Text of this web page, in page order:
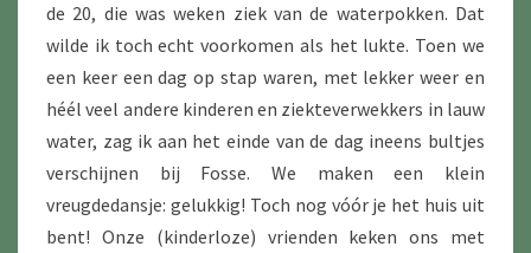
de 20, die was weken ziek van de waterpokken. Dat
wilde ik toch echt voorkomen als het lukte. Toen we
een keer een dag op stap waren, met lekker weer en
héél veel andere kinderen en ziekteverwekkers in lauw
water, zag ik aan het einde van de dag ineens bultjes
verschijnen bij Fosse. We maken een klein
vreugdedansje: gelukkig! Toch nog vóór je het huis uit
bent! Onze (kinderloze) vrienden keken ons met